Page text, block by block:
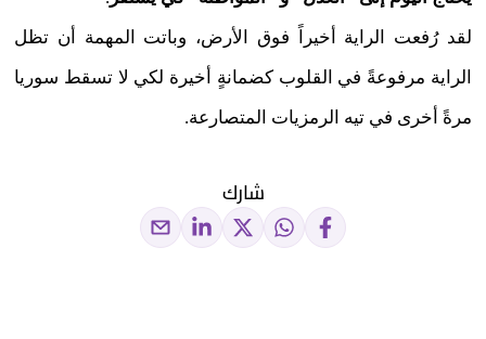
لقد رُفعت الراية أخيراً فوق الأرض، وباتت المهمة أن تظل
الراية مرفوعةً في القلوب كضمانةٍ أخيرة لكي لا تسقط سوريا
مرةً أخرى في تيه الرمزيات المتصارعة.
شارك